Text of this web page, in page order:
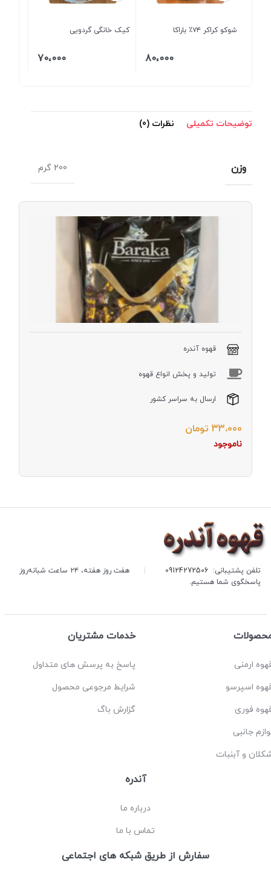
شوکو کراکر ۷۴٪ باراکا
80،000
کیک خانگی گردویی
70،000
توضیحات تکمیلی نظرات (0)
وزن 200 گرم
قهوه آندره
توليد و پخش انواع قهوه
ارسال به سراسر کشور
33،000 تومان
ناموجود
تلفن پشتیبانی: 09124272506
هفت روز هفته، ۲۴ ساعت شبانه‌روز
پاسخگوی شما هستیم.
ارمنی
اسپرسو
فوری
جانبی
و آبنبات
خدمات مشتریان
پاسخ به پرسش های متداول
شرایط مرجوعی محصول
گزارش باگ
آندره
درباره ما
تماس با ما
سفارش از طریق شبکه های اجتماعی